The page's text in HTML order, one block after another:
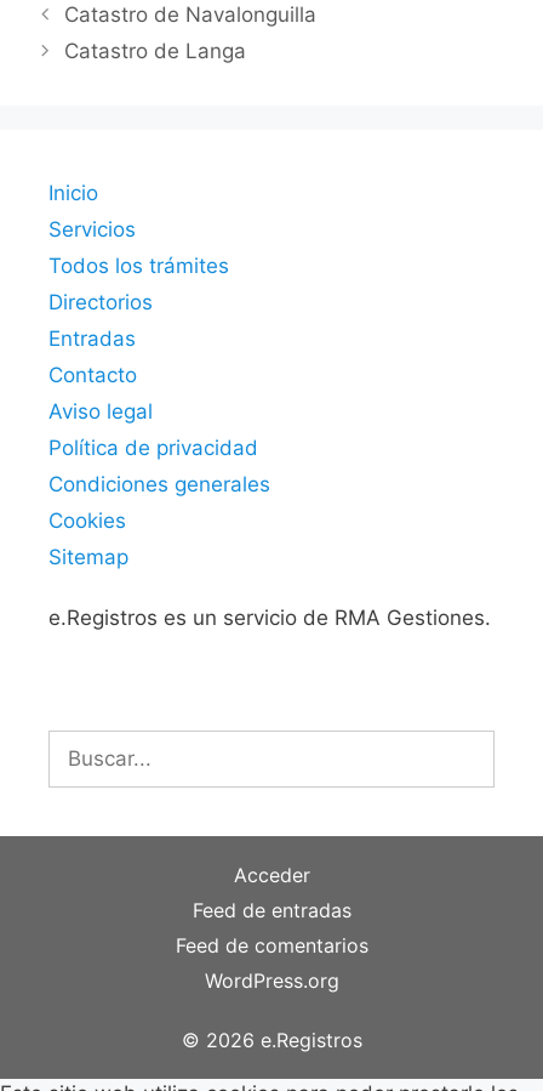
Catastro de Navalonguilla
Catastro de Langa
Inicio
Servicios
Todos los trámites
Directorios
Entradas
Contacto
Aviso legal
Política de privacidad
Condiciones generales
Cookies
Sitemap
e.Registros es un servicio de RMA Gestiones.
Acceder
Feed de entradas
Feed de comentarios
WordPress.org
© 2026 e.Registros